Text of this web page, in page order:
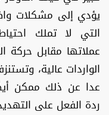
يؤدي إلى مشكلات
التي لا تملك
عملاتها مقابل حركة
الواردات عالية،
عدا عن ذلك ممكن
ردة الفعل على